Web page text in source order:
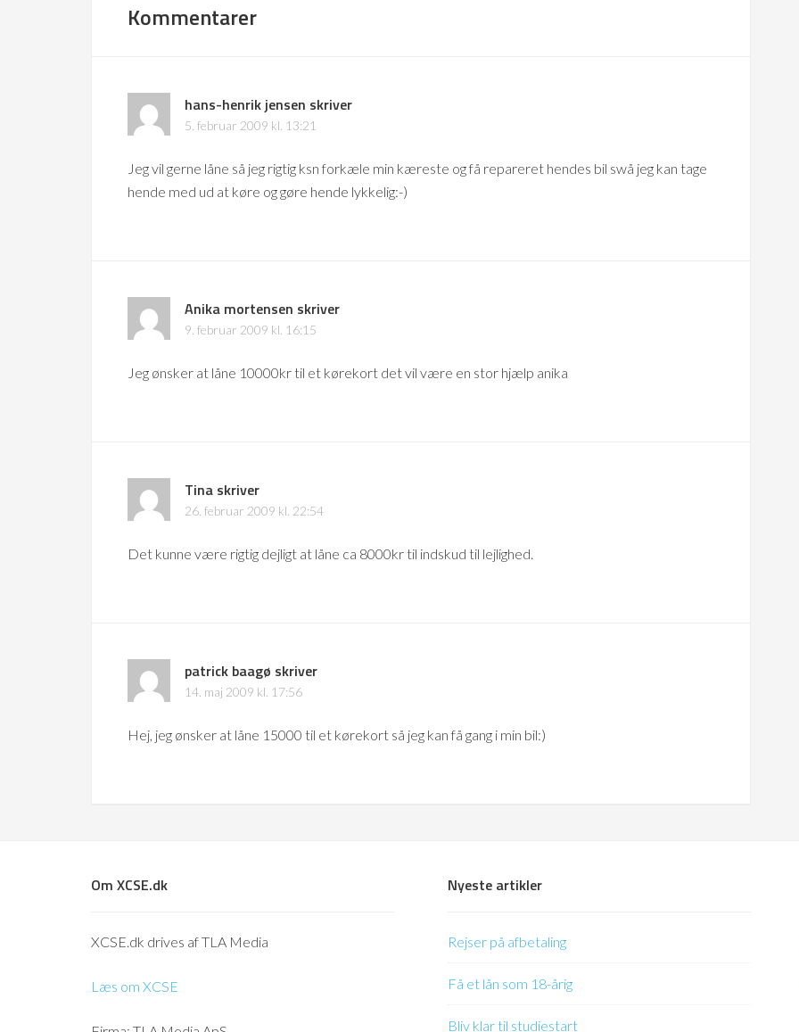
Kommentarer
hans-henrik jensen skriver
5. februar 2009 kl. 13:21
Jeg vil gerne låne så jeg rigtig ksn forkæle min kæreste og få repareret hendes bil swå jeg kan tage
hende med ud at køre og gøre hende lykkelig:-)
Anika mortensen skriver
9. februar 2009 kl. 16:15
Jeg ønsker at låne 10000kr til et kørekort det vil være en stor hjælp anika
Tina skriver
26. februar 2009 kl. 22:54
Det kunne være rigtig dejligt at låne ca 8000kr til indskud til lejlighed.
patrick baagø skriver
14. maj 2009 kl. 17:56
Hej, jeg ønsker at låne 15000 til et kørekort så jeg kan få gang i min bil:)
Om XCSE.dk
XCSE.dk drives af TLA Media
Læs om XCSE
Nyeste artikler
Rejser på afbetaling
Få et lån som 18-årig
Bliv klar til studiestart